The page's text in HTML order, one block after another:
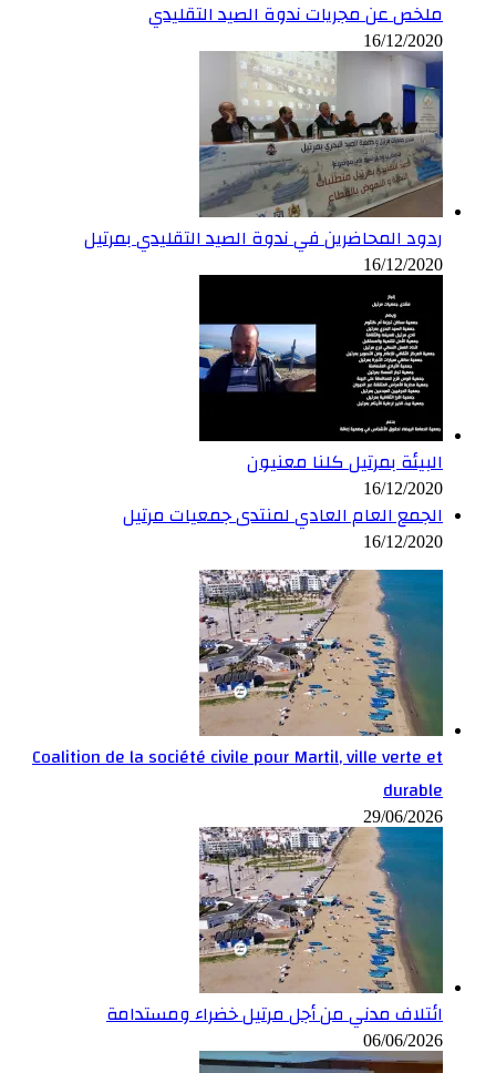
ملخص عن مجريات ندوة الصيد التقليدي
16/12/2020
ردود المحاضرين في ندوة الصيد التقليدي بمرتيل
16/12/2020
البيئة بمرتيل كلنا معنيون
16/12/2020
الجمع العام العادي لمنتدى جمعيات مرتيل
16/12/2020
Coalition de la société civile pour Martil, ville verte et
durable
29/06/2026
ائتلاف مدني من أجل مرتيل خضراء ومستدامة
06/06/2026